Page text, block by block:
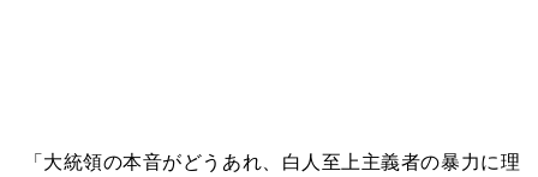
「大統領の本音がどうあれ、白人至上主義者の暴力に理